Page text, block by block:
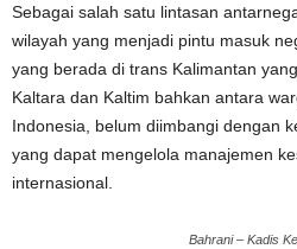
Sebagai salah satu lintasan
wilayah yang menjadi pintu masuk
yang berada di trans Kalimantan
Kaltara dan Kaltim bahkan antara
Indonesia, belum diimbangi dengan
yang dapat mengelola manajemen
internasional.
Bahrani – Kadis